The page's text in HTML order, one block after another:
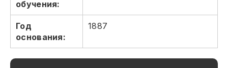
обучения:
Год
основания:
1887